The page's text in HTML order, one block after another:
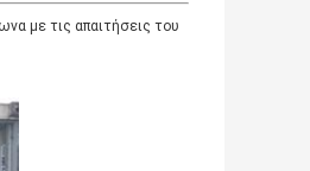
με τις απαιτήσεις του